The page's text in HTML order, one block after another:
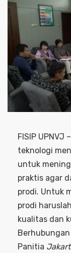
FISIP UPNVJ
teknologi
untuk
praktis agar
prodi. Untuk
prodi
kualitas dan
Panitia